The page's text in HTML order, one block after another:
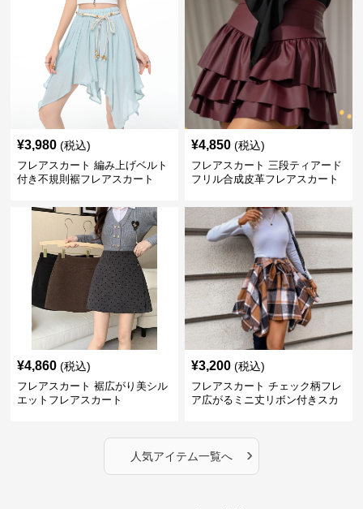
¥3,980 (税込)
フレアスカート 編み上げベルト
付き不規則裾フレアスカート
¥4,850 (税込)
フレアスカート 三段ティアード
フリル合成皮革フレアスカート
¥4,860 (税込)
フレアスカート 裾広がり美シル
エットフレアスカート
¥3,200 (税込)
フレアスカート チェック柄フレ
ア広がるミニ丈リボン付きスカ
人気アイテム一覧へ ›